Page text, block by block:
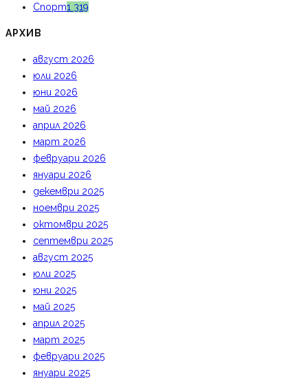
Спорт1 319
АРХИВ
август 2026
юли 2026
юни 2026
май 2026
април 2026
март 2026
февруари 2026
януари 2026
декември 2025
ноември 2025
октомври 2025
септември 2025
август 2025
юли 2025
юни 2025
май 2025
април 2025
март 2025
февруари 2025
януари 2025